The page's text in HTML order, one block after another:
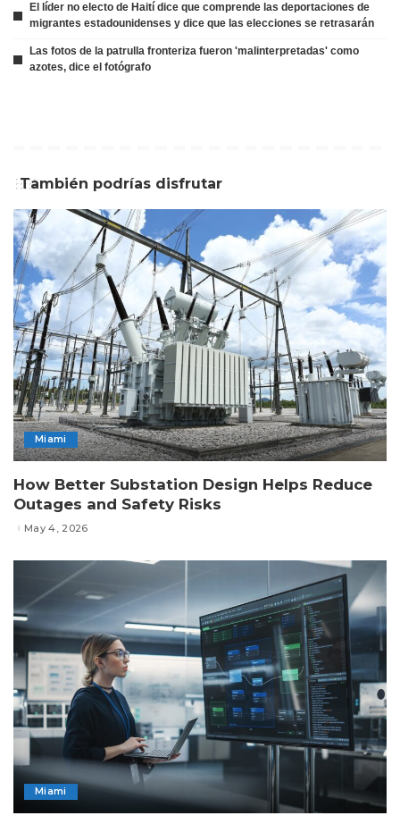
El líder no electo de Haití dice que comprende las deportaciones de
migrantes estadounidenses y dice que las elecciones se retrasarán
Las fotos de la patrulla fronteriza fueron 'malinterpretadas' como
azotes, dice el fotógrafo
También podrías disfrutar
Miami
How Better Substation Design Helps Reduce
Outages and Safety Risks
May 4, 2026
Miami